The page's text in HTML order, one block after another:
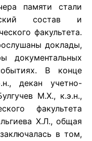
памяти стали
состав и
факультета.
доклады,
документальных
В конце
декан учетно-
М.Х., к.э.н.,
факультета
Х.Л., общая
в том,